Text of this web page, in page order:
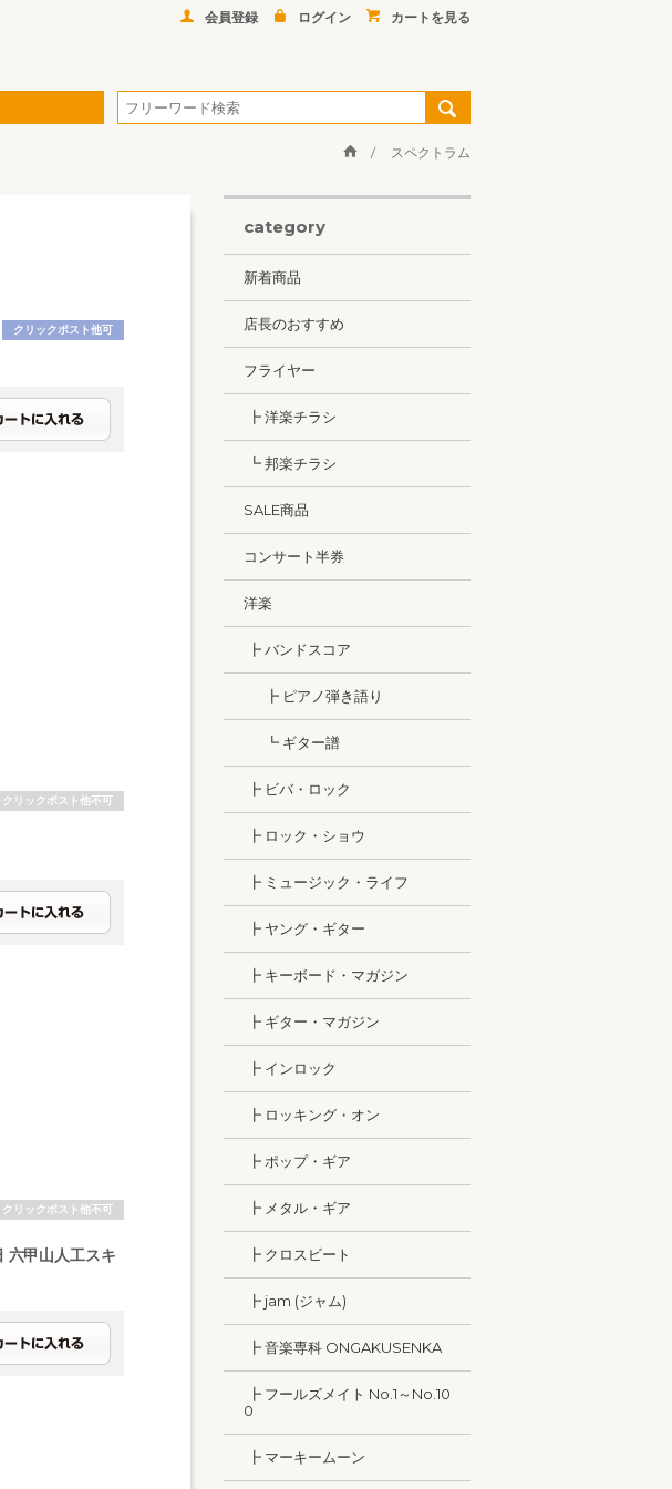
会員登録 ログイン カートを見る
スペクトラム
クリックポスト他可
クリックポスト他不可
クリックポスト他不可
六甲山人工スキ
category
新着商品
店長のおすすめ
フライヤー
┣ 洋楽チラシ
┗ 邦楽チラシ
SALE商品
コンサート半券
洋楽
┣ バンドスコア
┣ ピアノ弾き語り
┗ ギター譜
┣ ビバ・ロック
┣ ロック・ショウ
┣ ミュージック・ライフ
┣ ヤング・ギター
┣ キーボード・マガジン
┣ ギター・マガジン
┣ インロック
┣ ロッキング・オン
┣ ポップ・ギア
┣ メタル・ギア
┣ クロスビート
┣ jam (ジャム)
┣ 音楽専科 ONGAKUSENKA
┣ フールズメイト No.1～No.10
0
┣ マーキームーン